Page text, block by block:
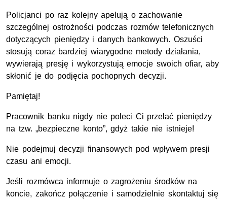
Policjanci po raz kolejny apelują o zachowanie
szczególnej ostrożności podczas rozmów telefonicznych
dotyczących pieniędzy i danych bankowych. Oszuści
stosują coraz bardziej wiarygodne metody działania,
wywierają presję i wykorzystują emocje swoich ofiar, aby
skłonić je do podjęcia pochopnych decyzji.
Pamiętaj!
Pracownik banku nigdy nie poleci Ci przelać pieniędzy
na tzw. „bezpieczne konto”, gdyż takie nie istnieje!
Nie podejmuj decyzji finansowych pod wpływem presji
czasu ani emocji.
Jeśli rozmówca informuje o zagrożeniu środków na
koncie, zakończ połączenie i samodzielnie skontaktuj się